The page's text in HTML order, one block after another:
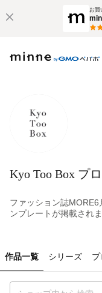
お買
Kyo Too Box プ
ファッション誌
ンプレートが掲載され
作品一覧 シリーズ